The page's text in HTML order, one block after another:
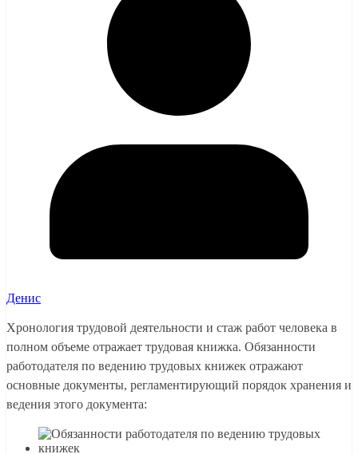
Денис
Хронология трудовой деятельности и стаж работ человека в
полном объеме отражает трудовая книжка. Обязанности
работодателя по ведению трудовых книжек отражают
основные документы, регламентирующий порядок хранения и
ведения этого документа: